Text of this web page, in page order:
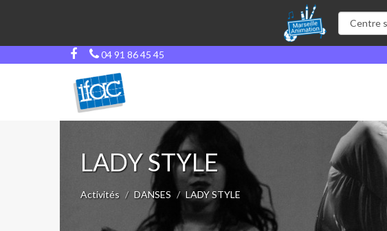
04 91 86 45 45
LADY STYLE
Activités DANSES LADY STYLE